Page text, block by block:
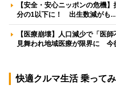
【安全・安心ニッポンの危機
分の1以下に！ 出生数減がも
【医療崩壊】人口減少で「医
見舞われ地域医療が限界に
快適クルマ生活 乗って